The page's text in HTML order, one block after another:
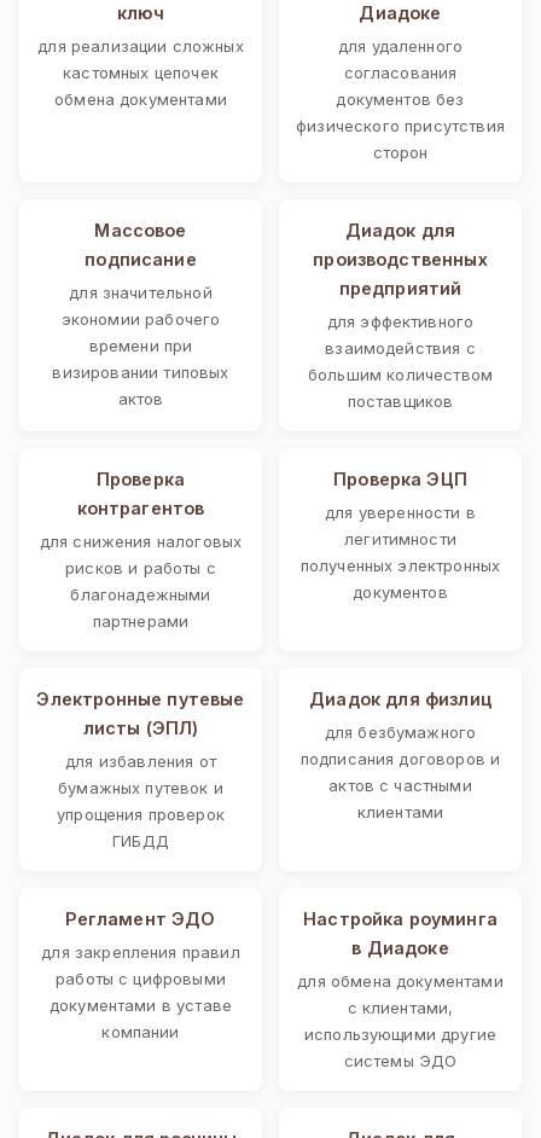
ключ
для реализации сложных
кастомных цепочек
обмена документами
Диадоке
для удаленного
согласования
документов без
физического присутствия
сторон
Массовое
подписание
для значительной
экономии рабочего
времени при
визировании типовых
актов
Диадок для
производственных
предприятий
для эффективного
взаимодействия с
большим количеством
поставщиков
Проверка
контрагентов
для снижения налоговых
рисков и работы с
благонадежными
партнерами
Проверка ЭЦП
для уверенности в
легитимности
полученных электронных
документов
Электронные путевые
листы (ЭПЛ)
для избавления от
бумажных путевок и
упрощения проверок
ГИБДД
Диадок для физлиц
для безбумажного
подписания договоров и
актов с частными
клиентами
Регламент ЭДО
для закрепления правил
работы с цифровыми
документами в уставе
компании
Настройка роуминга
в Диадоке
для обмена документами
с клиентами,
использующими другие
системы ЭДО